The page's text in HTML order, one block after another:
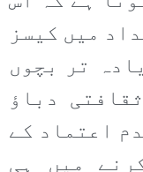
میں کیسز
تر بچوں
دباؤ
اعتماد کے